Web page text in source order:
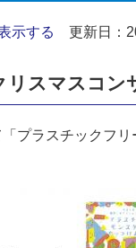
示する 更新日：
スマスコン
プラスチックフ